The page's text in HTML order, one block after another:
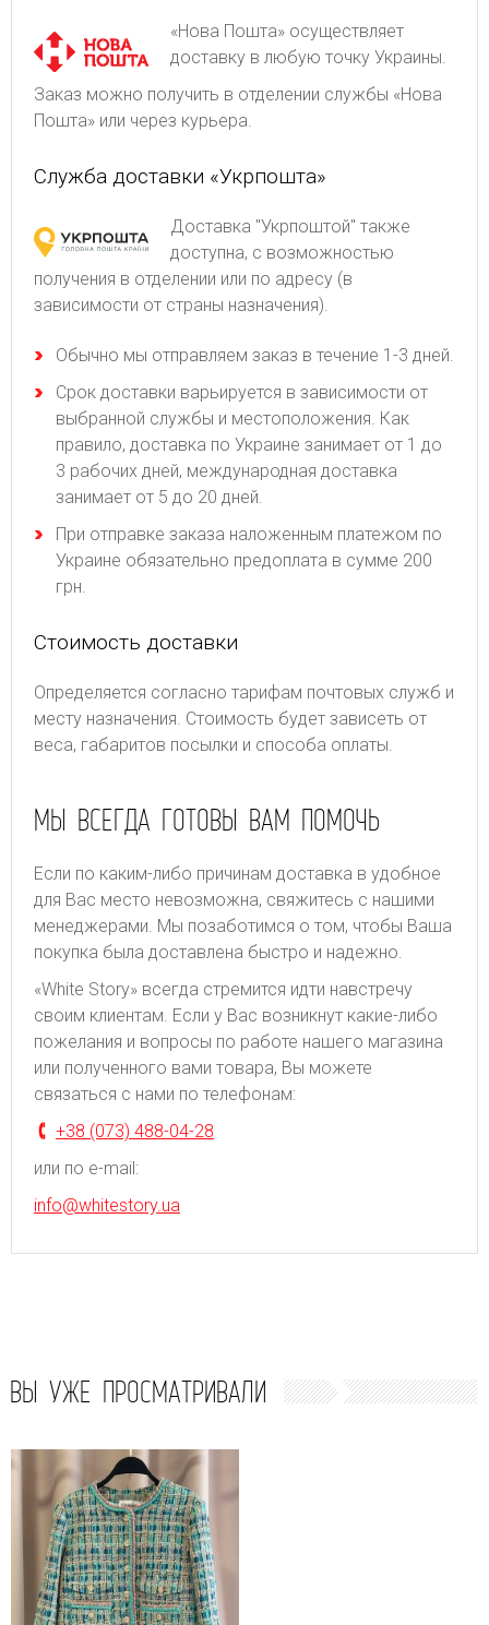
«Нова Пошта» осуществляет
доставку в любую точку Украины.
Заказ можно получить в отделении службы «Нова
Пошта» или через курьера.
Служба доставки «Укрпошта»
Доставка "Укрпоштой" также
доступна, с возможностью
получения в отделении или по адресу (в
зависимости от страны назначения).
Обычно мы отправляем заказ в течение 1-3 дней.
Срок доставки варьируется в зависимости от
выбранной службы и местоположения. Как
правило, доставка по Украине занимает от 1 до
3 рабочих дней, международная доставка
занимает от 5 до 20 дней.
При отправке заказа наложенным платежом по
Украине обязательно предоплата в сумме 200
грн.
Стоимость доставки
Определяется согласно тарифам почтовых служб и
месту назначения. Стоимость будет зависеть от
веса, габаритов посылки и способа оплаты.
МЫ ВСЕГДА ГОТОВЫ ВАМ ПОМОЧЬ
Если по каким-либо причинам доставка в удобное
для Вас место невозможна, свяжитесь с нашими
менеджерами. Мы позаботимся о том, чтобы Ваша
покупка была доставлена быстро и надежно.
«White Story» всегда стремится идти навстречу
своим клиентам. Если у Вас возникнут какие-либо
пожелания и вопросы по работе нашего магазина
или полученного вами товара, Вы можете
связаться с нами по телефонам:
+38 (073) 488-04-28
или по e-mail:
info@whitestory.ua
ВЫ УЖЕ ПРОСМАТРИВАЛИ